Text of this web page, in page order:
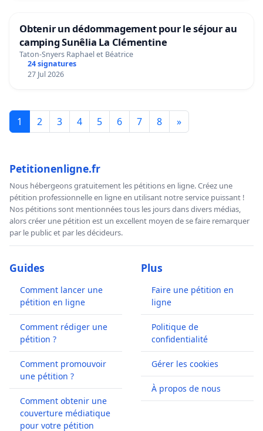
Obtenir un dédommagement pour le séjour au
camping Sunêlia La Clémentine
Taton-Snyers Raphael et Béatrice
24 signatures
27 Jul 2026
1 2 3 4 5 6 7 8 »
Petitionenligne.fr
Nous hébergeons gratuitement les pétitions en ligne. Créez une
pétition professionnelle en ligne en utilisant notre service puissant !
Nos pétitions sont mentionnées tous les jours dans divers médias,
alors créer une pétition est un excellent moyen de se faire remarquer
par le public et par les décideurs.
Guides
Comment lancer une
pétition en ligne
Comment rédiger une
pétition ?
Comment promouvoir
une pétition ?
Comment obtenir une
couverture médiatique
pour votre pétition
Plus
Faire une pétition en
ligne
Politique de
confidentialité
Gérer les cookies
À propos de nous